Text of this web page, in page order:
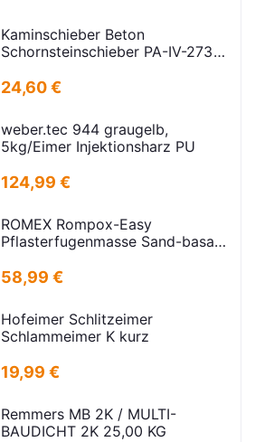
Kaminschieber Beton
Schornsteinschieber PA-IV-273
16,5x24,5cm
24,60 €
weber.tec 944 graugelb,
5kg/Eimer Injektionsharz PU
124,99 €
ROMEX Rompox-Easy
Pflasterfugenmasse Sand-basalt
58,99 €
Hofeimer Schlitzeimer
Schlammeimer K kurz
19,99 €
Remmers MB 2K / MULTI-
BAUDICHT 2K 25,00 KG